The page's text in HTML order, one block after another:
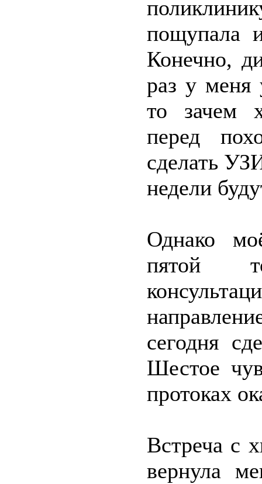
пощупала
Конечно,
раз у меня
то зачем
перед
сделать
недели
Однако
пятой
сегодня
Шестое
протоках
Встреча с
вернула